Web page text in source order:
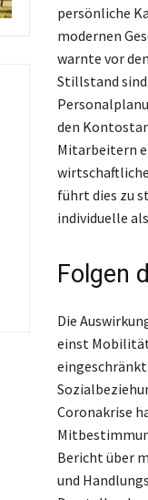
persönliche
modernen
warnte vor
Stillstand
den
Mitarbeitern
führt dies zu
individuelle
Folgen
Die
einst
Coronakrise
Bericht über
und